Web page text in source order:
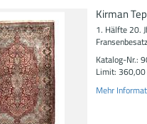
Kirman
1. Hälfte 20.
Katalog-Nr.:
Limit: 360,00
Mehr